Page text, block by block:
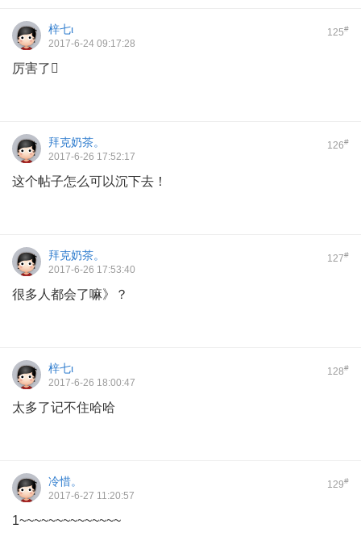
125#
梓七ι
2017-6-24 09:17:28
厉害了
126#
拜克奶茶。
2017-6-26 17:52:17
这个帖子怎么可以沉下去！
127#
拜克奶茶。
2017-6-26 17:53:40
很多人都会了嘛》？
128#
梓七ι
2017-6-26 18:00:47
太多了记不住哈哈
129#
冷惜。
2017-6-27 11:20:57
1~~~~~~~~~~~~~~